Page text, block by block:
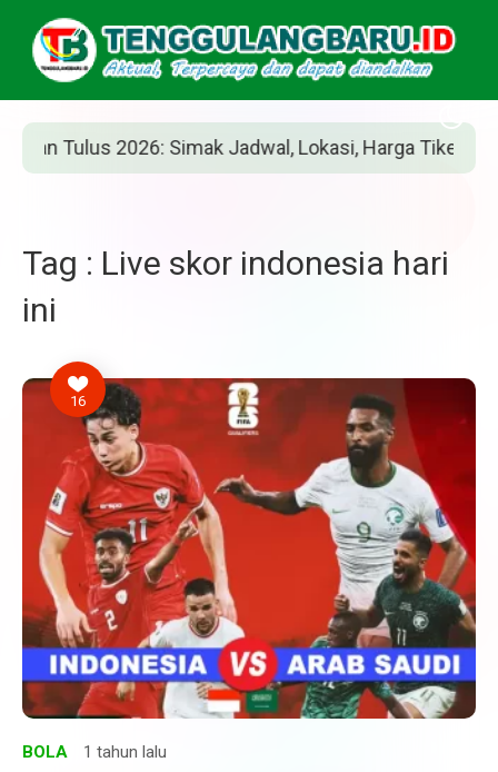
Tulus 2026: Simak Jadwal, Lokasi, Harga Tiket, dan
Tag : Live skor indonesia hari
ini
16
BOLA 1 tahun lalu